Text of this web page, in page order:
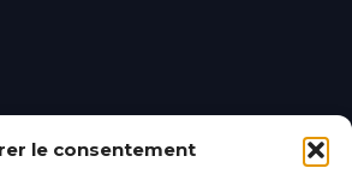
le consentement
Alain Le